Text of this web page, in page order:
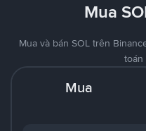
Mua
Mua và bán SOL trên
toán
Mua